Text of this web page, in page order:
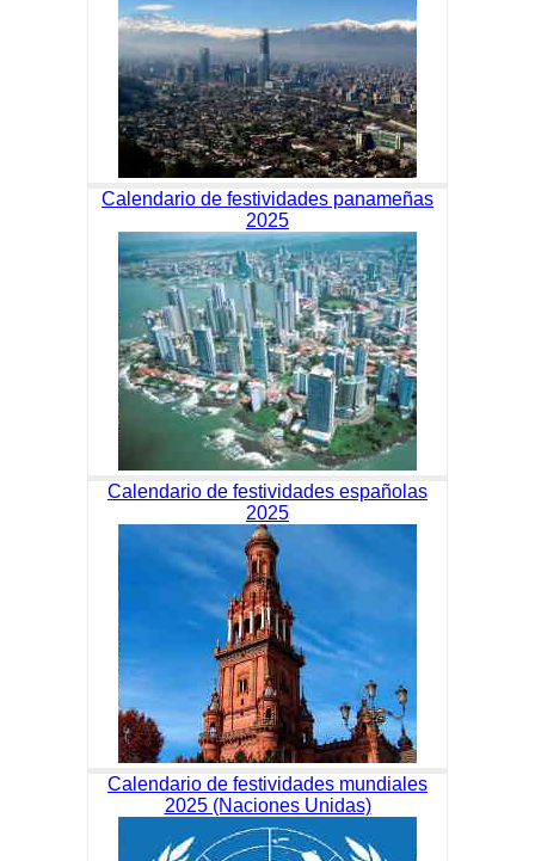
Calendario de festividades panameñas
2025
Calendario de festividades españolas
2025
Calendario de festividades mundiales
2025 (Naciones Unidas)